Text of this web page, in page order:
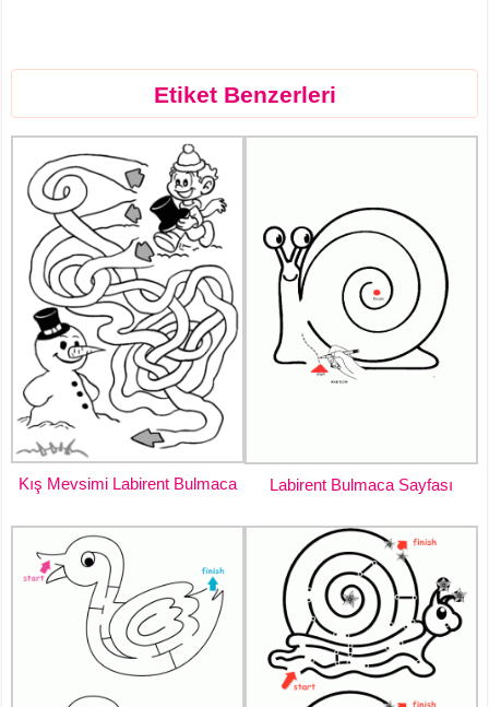
Etiket Benzerleri
Kış Mevsimi Labirent Bulmaca Labirent Bulmaca Sayfası